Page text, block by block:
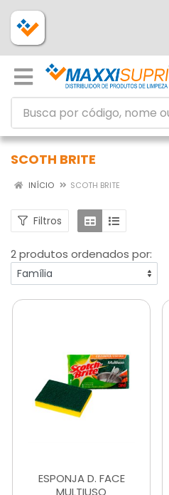
SCOTH BRITE
INÍCIO SCOTH BRITE
Filtros
2 produtos ordenados por:
ESPONJA D. FACE
MULTIUSO